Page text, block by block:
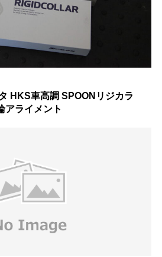
HKS車高調 SPOONリジカラ
アライメント